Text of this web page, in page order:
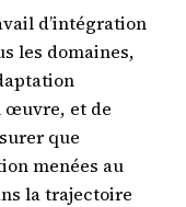
d’intégration
les domaines,
œuvre, et de
que
menées au
la trajectoire